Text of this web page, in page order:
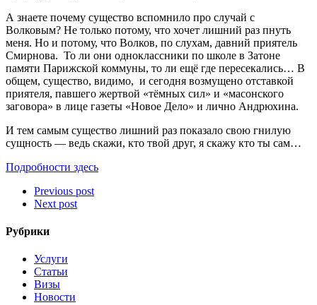
А знаете почему существо вспомнило про случай с
Волковым? Не только потому, что хочет лишний раз пнуть
меня. Но и потому, что Волков, по слухам, давний приятель
Смирнова. То ли они одноклассники по школе в Затоне
памяти Парижской коммуны, то ли ещё где пересекались… В
общем, существо, видимо, и сегодня возмущено отставкой
приятеля, павшего жертвой «тёмных сил» и «масонского
заговора» в лице газеты «Новое Дело» и лично Андрюхина.
И тем самым существо лишний раз показало свою гнилую
сущность — ведь скажи, кто твой друг, я скажу кто ты сам…
Подробности здесь
Previous post
Next post
Рубрики
Услуги
Статьи
Визы
Новости